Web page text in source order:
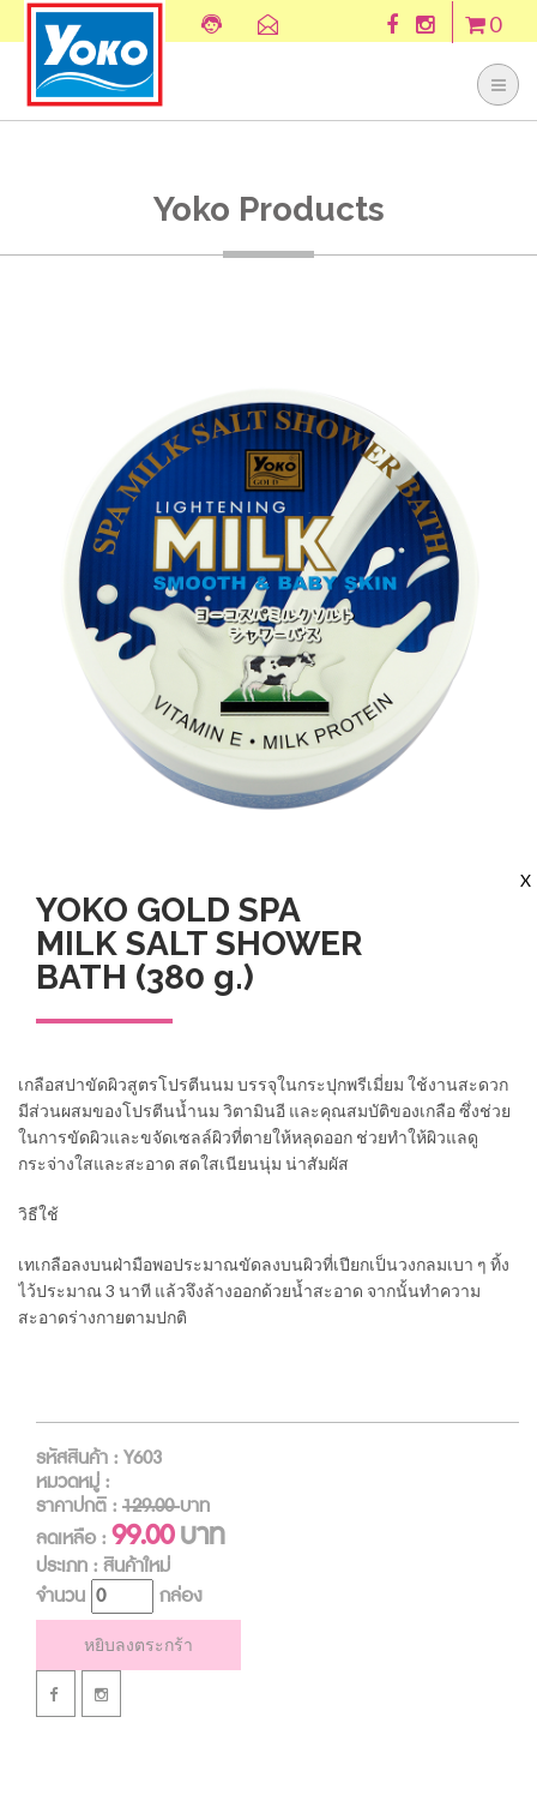
0
Yoko Products
X
YOKO GOLD SPA
MILK SALT SHOWER
BATH (380 g.)
เกลือสปาขัดผิวสูตรโปรตีนนม บรรจุในกระปุกพรีเมี่ยม ใช้งานสะดวก
มีส่วนผสมของโปรตีนน้ำนม วิตามินอี และคุณสมบัติของเกลือ ซึ่งช่วย
ในการขัดผิวและขจัดเซลล์ผิวที่ตายให้หลุดออก ช่วยทำให้ผิวแลดู
กระจ่างใสและสะอาด สดใสเนียนนุ่ม น่าสัมผัส
วิธีใช้
เทเกลือลงบนฝ่ามือพอประมาณขัดลงบนผิวที่เปียกเป็นวงกลมเบา ๆ ทิ้ง
ไว้ประมาณ 3 นาที แล้วจึงล้างออกด้วยน้ำสะอาด จากนั้นทำความ
สะอาดร่างกายตามปกติ
รหัสสินค้า : Y603
หมวดหมู่ :
ราคาปกติ : 129.00บาท
ลดเหลือ : 99.00บาท
ประเภท : สินค้าใหม่
จำนวน
กล่อง
หยิบลงตระกร้า